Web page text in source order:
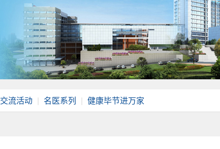
交流活动 名医系列 健康毕节进万家